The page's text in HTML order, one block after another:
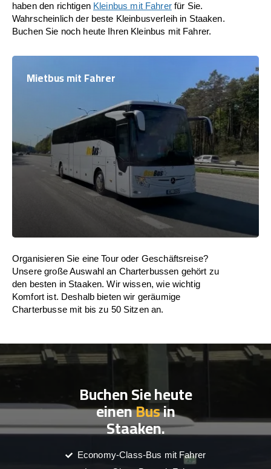
haben den richtigen Kleinbus mit Fahrerfür Sie.
Wahrscheinlich der beste Kleinbusverleih in Staaken.
Buchen Sie noch heute Ihren Kleinbus mit Fahrer.
Mietbus mit Fahrer
Organisieren Sie eine Tour oder Geschäftsreise?
Unsere große Auswahl an Charterbussen gehört zu
den besten in Staaken. Wir wissen, wie wichtig
Komfort ist. Deshalb bieten wir geräumige
Charterbusse mit bis zu 50 Sitzen an.
Buchen Sie heute
einenBusin
Staaken.
Economy-Class-Bus mit Fahrer